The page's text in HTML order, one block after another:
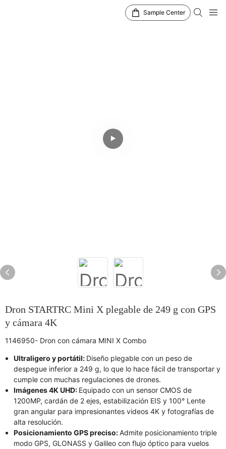
Sample Center
Dron STARTRC Mini X plegable de 249 g con GPS
y cámara 4K
1146950- Dron con cámara MINI X Combo
Ultraligero y portátil: Diseño plegable con un peso de
despegue inferior a 249 g, lo que lo hace fácil de transportar y
cumple con muchas regulaciones de drones.
Imágenes 4K UHD: Equipado con un sensor CMOS de
1200MP, cardán de 2 ejes, estabilización EIS y 100° Lente
gran angular para impresionantes videos 4K y fotografías de
alta resolución.
Posicionamiento GPS preciso:Admite posicionamiento triple
modo GPS, GLONASS y Galileo con flujo óptico para vuelos